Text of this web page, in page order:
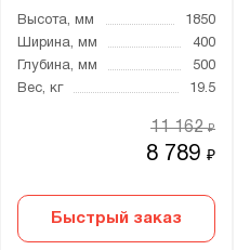
Высота, мм
1850
Ширина, мм
400
Глубина, мм
500
Вес, кг
19.5
8 789₽
11 162₽
Быстрый заказ